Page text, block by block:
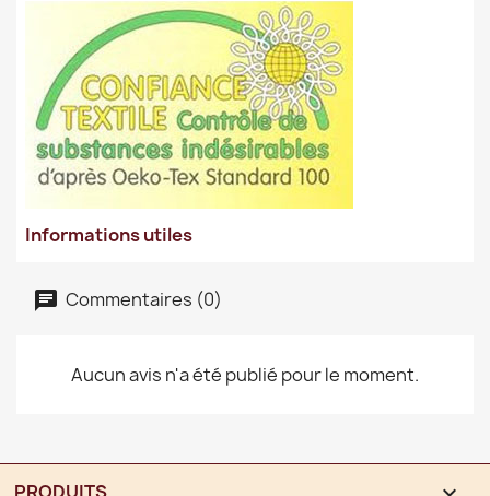
Informations utiles
Commentaires (0)
Aucun avis n'a été publié pour le moment.
PRODUITS